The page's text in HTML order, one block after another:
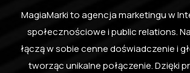
MagiaMarki to agencja marketingu w
społecznościowe i public relations.
łączą w sobie cenne doświadczenie i
tworząc unikalne połączenie. Dzięki